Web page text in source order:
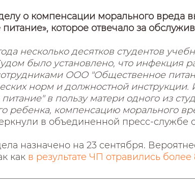
о компенсации морального вреда
которое отвечало за
несколько десятков студентов
было установлено, что инфекция
ООО "Общественное
норм и должностной инструкции.
в пользу матери одного из
ребенка, компенсацию морального
в объединенной пресс-службе
назначено на 23 сентября.
как в результате ЧП отравились более